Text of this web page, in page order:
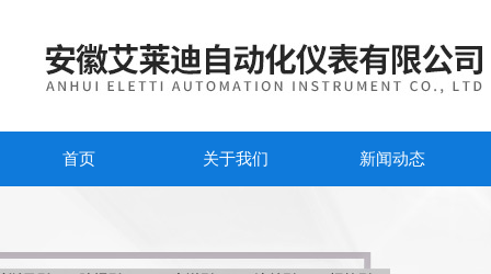
首页 关于我们 新闻动态